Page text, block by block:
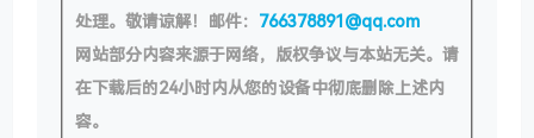
处理。敬请谅解！邮件： 766378891@qq.com
网站部分内容来源于网络，版权争议与本站无关。请
在下载后的24小时内从您的设备中彻底删除上述内
容。